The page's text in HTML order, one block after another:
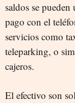
saldos se
pago con el
servicios como
teleparking, o
cajeros.
El efectivo son